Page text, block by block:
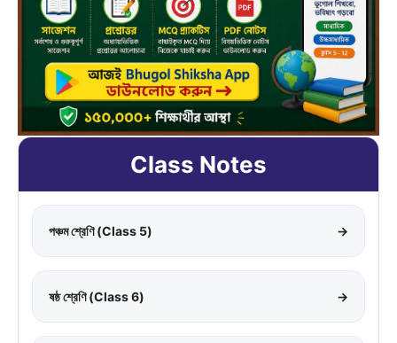
Class Notes
পঞ্চম শ্রেণি (Class 5) →
ষষ্ঠ শ্রেণি (Class 6) →